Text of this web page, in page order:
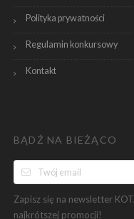
Polityka prywatności
Regulamin konkursowy
Kontakt
BĄDŹ NA BIEŻĄCO
Zapisz się na newsletter
najkrótszej promocji!